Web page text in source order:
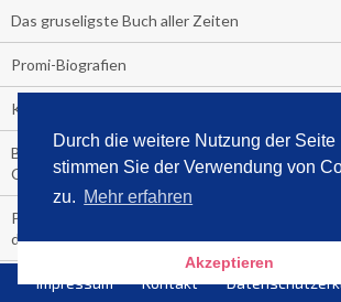
Durch die weitere Nutzung der Seite
stimmen Sie der Verwendung von
zu. Mehr erfahren
Akzeptieren
Das gruseligste Buch aller Zeiten
Promi-Biografien
Kerkeling erhält Spitzenfeder für
Börsenverein und MVB verlängern vorzeitig
Control bis 2024
PocketBook, Ceebo und Umbreit bringen
die Cloud
Bella Bella
Impressum Kontakt